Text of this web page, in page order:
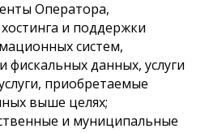
и поддержки
систем,
фискальных данных, услуги
приобретаемые
выше целях;
и муниципальные